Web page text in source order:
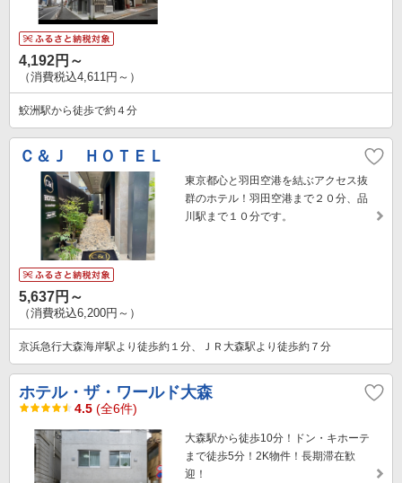
4,192円～
（消費税込4,611円～）
鮫洲駅から徒歩で約４分
Ｃ＆Ｊ ＨＯＴＥＬ
東京都心と羽田空港を結ぶアクセス抜
群のホテル！羽田空港まで２０分、品
川駅まで１０分です。
5,637円～
（消費税込6,200円～）
京浜急行大森海岸駅より徒歩約１分、ＪＲ大森駅より徒歩約７分
ホテル・ザ・ワールド大森
4.5 (全6件)
大森駅から徒歩10分！ドン・キホーテ
まで徒歩5分！2K物件！長期滞在歓
迎！